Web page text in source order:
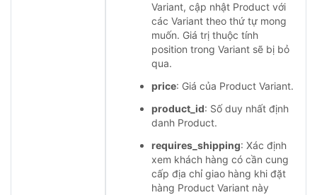
Variant, cập nhật Product với
các Variant theo thứ tự mong
muốn. Giá trị thuộc tính
position trong Variant sẽ bị bỏ
qua.
price: Giá của Product Variant.
product_id: Số duy nhất định
danh Product.
requires_shipping: Xác định
xem khách hàng có cần cung
cấp địa chỉ giao hàng khi đặt
hàng Product Variant này